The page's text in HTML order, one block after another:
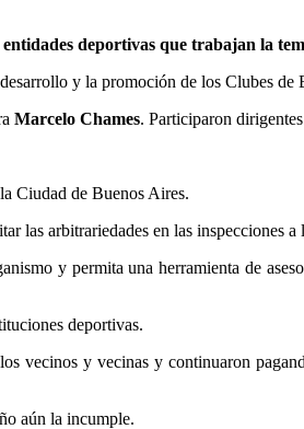
deportivas que trabajan la
y la promoción de los Clubes
Marcelo Chames. Participaron
Ciudad de Buenos Aires.
las arbitrariedades en las inspecciones a
y permita una herramienta de
deportivas.
vecinos y vecinas y continuaron
aún la incumple.